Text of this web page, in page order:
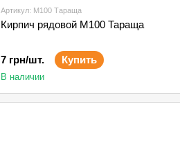
Артикул: М100 Тараща
Кирпич рядовой М100 Тараща
7 грн/шт. Купить
В наличии